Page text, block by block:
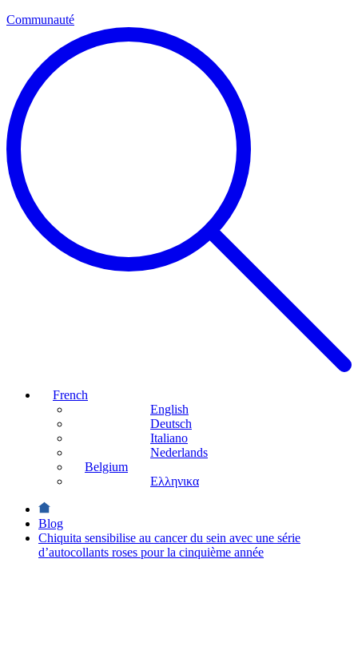
Communauté
French
English
Deutsch
Italiano
Nederlands
Belgium
Ελληνικα
Blog
Chiquita sensibilise au cancer du sein avec une série
d’autocollants roses pour la cinquième année